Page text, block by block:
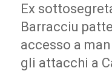
Ex
Barracciu
accesso a
gli attacchi a